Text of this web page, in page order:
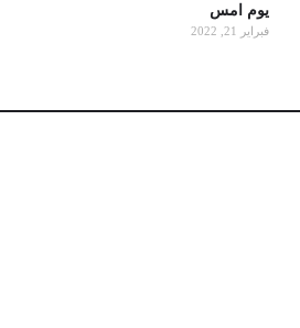
يوم امس
فبراير 21, 2022